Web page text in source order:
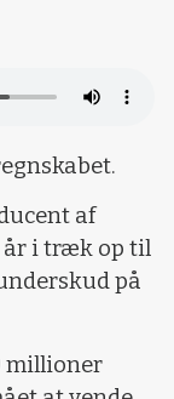
af
år i træk op til
på
millioner